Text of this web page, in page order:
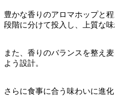
豊かな香りのアロマホップと
段階に分けて投入し、上質な味
また、香りのバランスを整え
よう設計。
さらに食事に合う味わいに進化